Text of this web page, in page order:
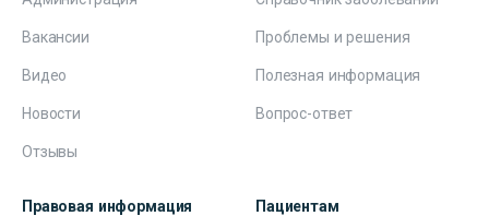
Вакансии
Видео
Новости
Отзывы
Проблемы и решения
Полезная информация
Вопрос-ответ
Правовая информация Пациентам